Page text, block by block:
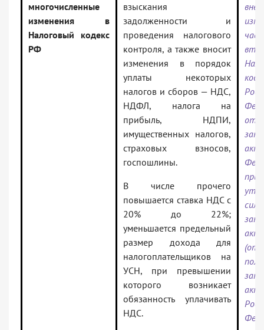
многочисленные
изменения в
Налоговый кодекс
РФ
взыскания
задолженности и
проведения налогового
контроля, а также вносит
изменения в порядок
уплаты некоторых
налогов и сборов — НДС,
НДФЛ, налога на
прибыль, НДПИ,
имущественных налогов,
страховых взносов,
госпошлины.
В числе прочего
повышается ставка НДС с
20% до 22%;
уменьшается предельный
размер дохода для
налогоплательщиков на
УСН, при превышении
которого возникает
обязанность уплачивать
НДС.
силу